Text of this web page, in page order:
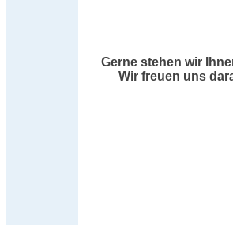
Gerne stehen wir
Wir freuen uns